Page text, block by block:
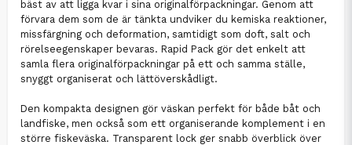
bäst av att ligga kvar i sina originalförpackningar. Genom att
förvara dem som de är tänkta undviker du kemiska reaktioner,
missfärgning och deformation, samtidigt som doft, salt och
rörelseegenskaper bevaras. Rapid Pack gör det enkelt att
samla flera originalförpackningar på ett och samma ställe,
snyggt organiserat och lättöverskådligt.
Den kompakta designen gör väskan perfekt för både båt och
landfiske, men också som ett organiserande komplement i en
större fiskeväska. Transparent lock ger snabb överblick över